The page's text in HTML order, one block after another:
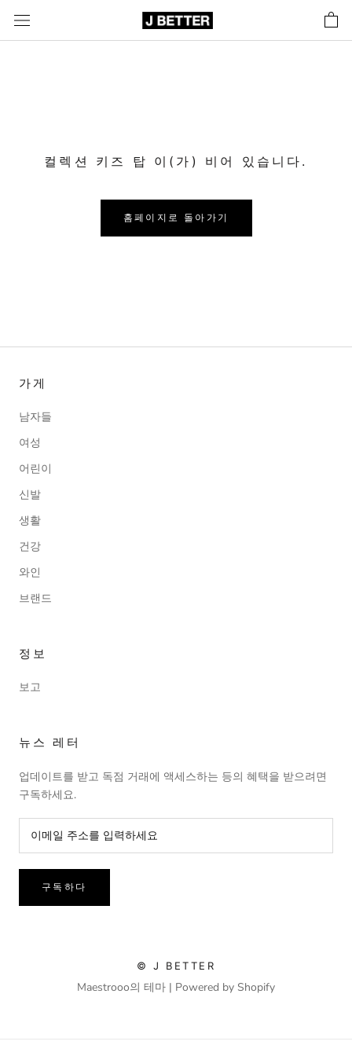
츠
컬렉션 키즈 탑 이(가) 비어 있습니다.
홈페이지로 돌아가기
가게
남자들
여성
어린이
신발
생활
건강
와인
브랜드
정보
보고
뉴스 레터
업데이트를 받고 독점 거래에 액세스하는 등의 혜택을 받으려면
구독하세요.
구독하다
© J BETTER
Maestrooo의 테마 | Powered by Shopify